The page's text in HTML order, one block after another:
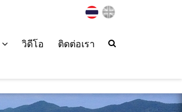
วิดีโอ ติดต่อเรา